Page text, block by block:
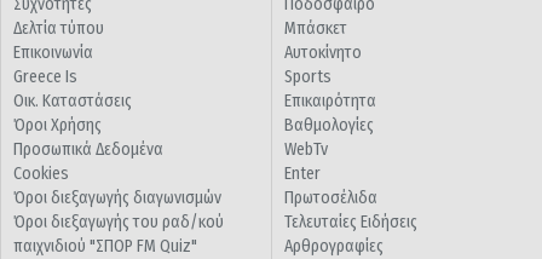
Συχνότητες
Δελτία τύπου
Επικοινωνία
Greece Is
Οικ. Καταστάσεις
Όροι Χρήσης
Προσωπικά Δεδομένα
Cookies
Όροι διεξαγωγής διαγωνισμών
Όροι διεξαγωγής του ραδ/κού
παιχνιδιού "ΣΠΟΡ FM Quiz"
Ποδόσφαιρο
Μπάσκετ
Αυτοκίνητο
Sports
Επικαιρότητα
Βαθμολογίες
WebTv
Enter
Πρωτοσέλιδα
Τελευταίες Ειδήσεις
Αρθρογραφίες